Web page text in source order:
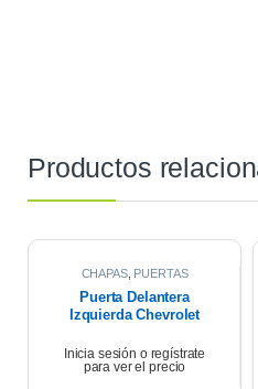
Productos
CHAPAS, PUERTAS
Puerta Delantera
Izquierda Chevrolet
Inicia sesión o regístrate
para ver el precio